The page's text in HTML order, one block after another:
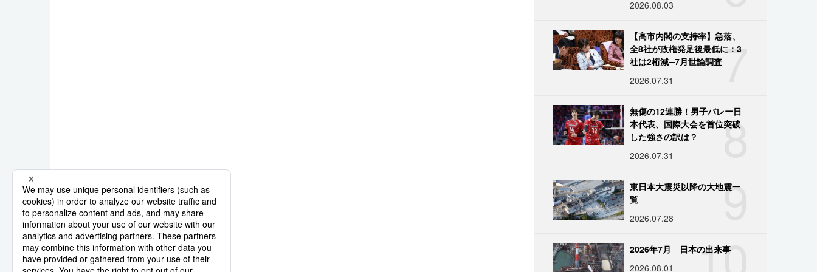
2026.08.03
7
【高市内閣の支持率】急落、
全8社が政権発足後最低に：3
社は2桁減─7月世論調査
2026.07.31
8
無傷の12連勝！男子バレー日
本代表、国際大会を首位突破
した強さの訳は？
2026.07.31
9
東日本大震災以降の大地震一
覧
2026.07.28
10
2026年7月 日本の出来事
2026.08.01